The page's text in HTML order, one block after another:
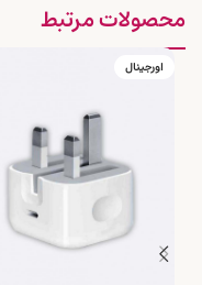
محصولات مرتبط
اورجینال